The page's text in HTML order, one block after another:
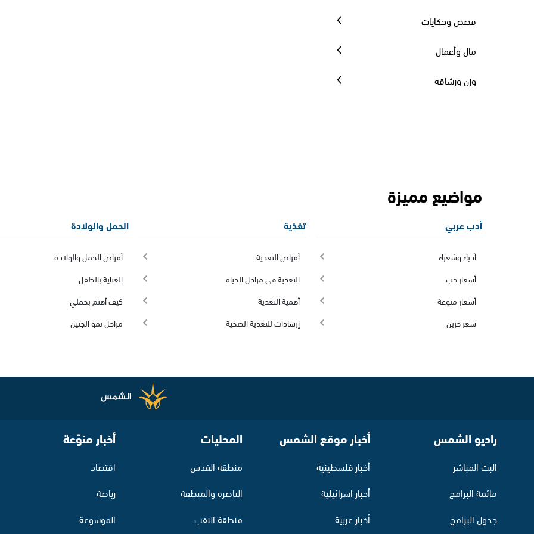
قصص وحكايات
مال وأعمال
وزن ورشاقة
مواضيع مميزة
أدب عربي
أدباء وشعراء
أشعار حب
أشعار منوعة
شعر حزين
تغذية
أمراض التغذية
التغذية في مراحل الحياة
أهمية التغذية
إرشادات للتغذية الصحية
الحمل والولادة
أمراض الحمل والولادة
العناية بالطفل
كيف أهتم بحملي
مراحل نمو الجنين
راديو الشمس
البث المباشر
قائمة البرامج
جدول البرامج
أخبار موقع الشمس
أخبار فلسطينية
أخبار اسرائيلية
أخبار عربية
المحليات
منطقة القدس
الناصرة والمنطقة
منطقة النقب
أخبار منوّعة
اقتصاد
رياضة
الموسوعة